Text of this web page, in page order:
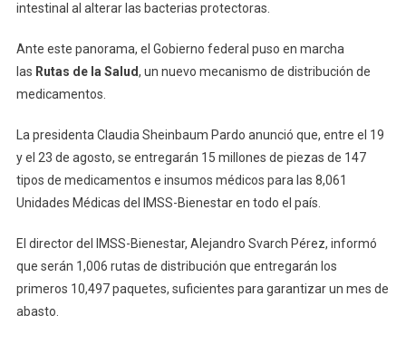
intestinal al alterar las bacterias protectoras.
Ante este panorama, el Gobierno federal puso en marcha
las Rutas de la Salud, un nuevo mecanismo de distribución de
medicamentos.
La presidenta Claudia Sheinbaum Pardo anunció que, entre el 19
y el 23 de agosto, se entregarán 15 millones de piezas de 147
tipos de medicamentos e insumos médicos para las 8,061
Unidades Médicas del IMSS-Bienestar en todo el país.
El director del IMSS-Bienestar, Alejandro Svarch Pérez, informó
que serán 1,006 rutas de distribución que entregarán los
primeros 10,497 paquetes, suficientes para garantizar un mes de
abasto.